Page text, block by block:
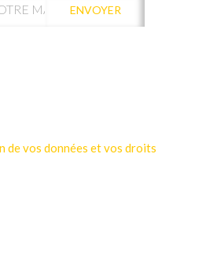
ENVOYER
de vos données et vos droits